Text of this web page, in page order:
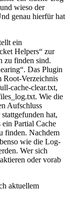
wieso der
genau hierfür hat
ein
Helpers“ zur
zu finden sind.
Das Plugin
Root-Verzeichnis
cache-clear.txt,
Wie die
Aufschluss
hat,
Partial Cache
finden. Nachdem
wie die Log-
Wer sich
oder vorab
aktuellem